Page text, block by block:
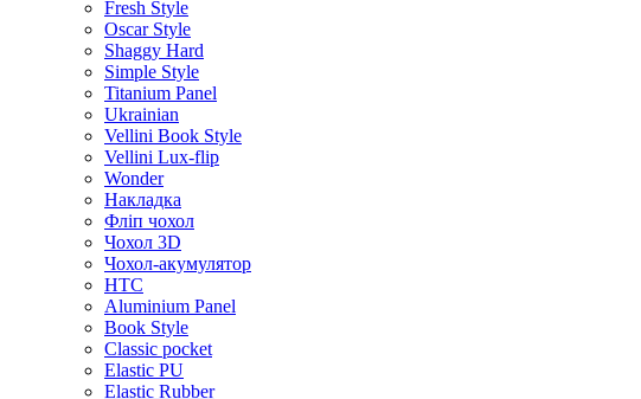
Fresh Style
Oscar Style
Shaggy Hard
Simple Style
Titanium Panel
Ukrainian
Vellini Book Style
Vellini Lux-flip
Wonder
Накладка
Фліп чохол
Чохол 3D
Чохол-акумулятор
HTC
Aluminium Panel
Book Style
Classic pocket
Elastic PU
Elastic Rubber